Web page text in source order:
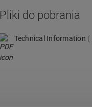
Pliki do pobrania
Technical Information